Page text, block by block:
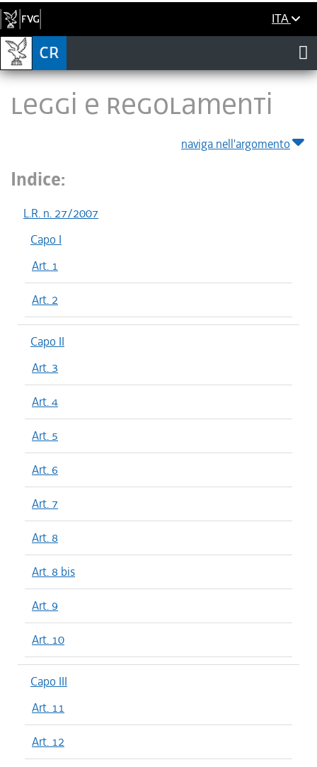
ITA
LEGGI E REGOLAMENTI
naviga nell'argomento
Indice:
L.R. n. 27/2007
Capo I
Art. 1
Art. 2
Capo II
Art. 3
Art. 4
Art. 5
Art. 6
Art. 7
Art. 8
Art. 8 bis
Art. 9
Art. 10
Capo III
Art. 11
Art. 12